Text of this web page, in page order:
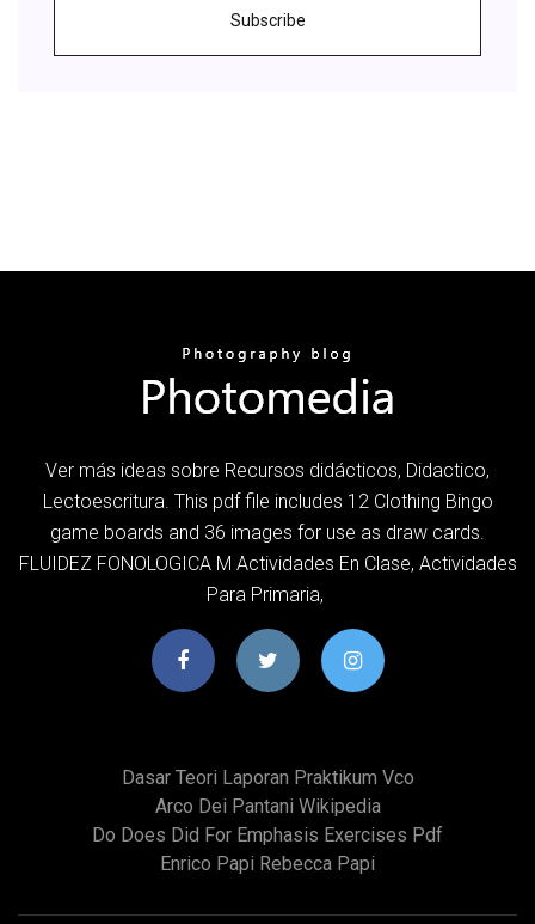
Subscribe
Ver más ideas sobre Recursos didácticos, Didactico,
Lectoescritura. This pdf file includes 12 Clothing Bingo
game boards and 36 images for use as draw cards.
FLUIDEZ FONOLOGICA M Actividades En Clase, Actividades
Para Primaria,
Dasar Teori Laporan Praktikum Vco
Arco Dei Pantani Wikipedia
Do Does Did For Emphasis Exercises Pdf
Enrico Papi Rebecca Papi